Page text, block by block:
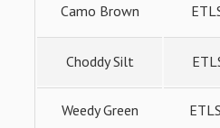
Camo Brown
Choddy Silt
Weedy Green